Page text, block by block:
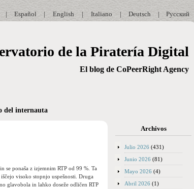
Русский
|
Deutsch
|
Italiano
|
English
|
Español
|
de la Piratería Digital
El blog de CoPeerRight Agency
del internauta
ponaša z izjemnim RTP od 99 %. Ta
visoko stopnjo uspešnosti. Druga
glavobola in lahko doseže odličen RTP
Archivos
Julio 2026 (431)
Junio 2026 (81)
Mayo 2026 (4)
Abril 2026 (1)